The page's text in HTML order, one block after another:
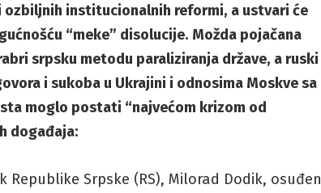
institucionalnih reformi, a ustvari će
“meke” disolucije. Možda pojačana
srpsku metodu paraliziranja države, a ruski
i sukoba u Ukrajini i odnosima Moskve sa
moglo postati “najvećom krizom od
događaja:
Srpske (RS), Milorad Dodik, osuđen